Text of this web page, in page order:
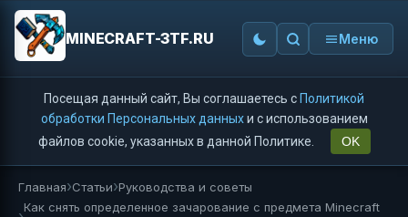
MINECRAFT-3TF.RU Меню
Посещая данный сайт, Вы соглашаетесь с Политикой
обработки Персональных данныхи с использованием
файлов cookie, указанных в данной Политике.
OK
Главная Статьи Руководства и советы
Как снять определенное зачарование с предмета Minecraft